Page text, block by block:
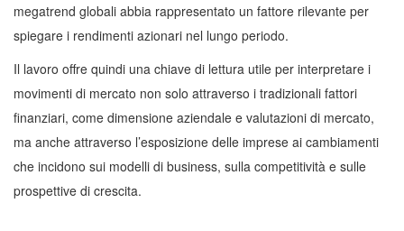
megatrend globali abbia rappresentato un fattore rilevante per
spiegare i rendimenti azionari nel lungo periodo.
Il lavoro offre quindi una chiave di lettura utile per interpretare i
movimenti di mercato non solo attraverso i tradizionali fattori
finanziari, come dimensione aziendale e valutazioni di mercato,
ma anche attraverso l’esposizione delle imprese ai cambiamenti
che incidono sui modelli di business, sulla competitività e sulle
prospettive di crescita.